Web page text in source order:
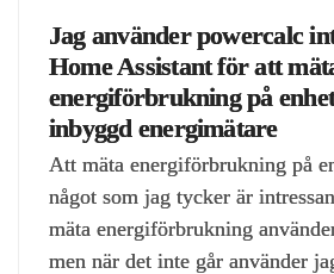
Jag använder powercalc
Home Assistant för att
energiförbrukning på
inbyggd energimätare
Att mäta energiförbrukning på
något som jag tycker är
mäta energiförbrukning
men när det inte går använder